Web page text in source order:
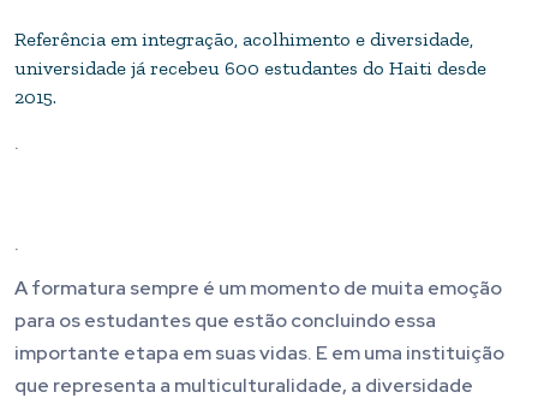
Referência em integração, acolhimento e diversidade,
universidade já recebeu 600 estudantes do Haiti desde
2015.
.
.
A formatura sempre é um momento de muita emoção
para os estudantes que estão concluindo essa
importante etapa em suas vidas. E em uma instituição
que representa a multiculturalidade, a diversidade